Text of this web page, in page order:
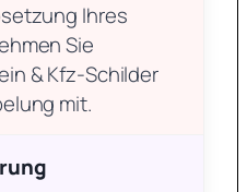
Ihres
Sie
& Kfz-Schilder
mit.